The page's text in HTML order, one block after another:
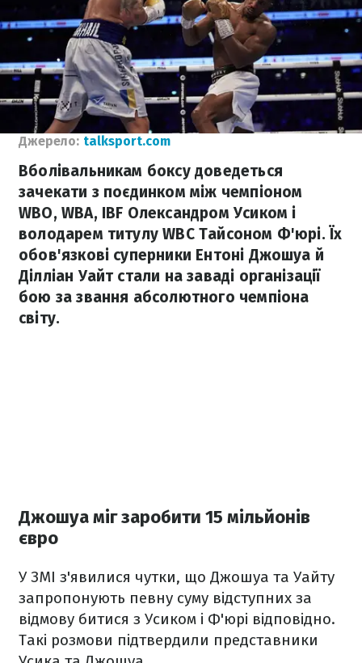
Джерело: talksport.com
Вболівальникам боксу доведеться
зачекати з поєдинком між чемпіоном
WBO, WBA, IBF Олександром Усиком і
володарем титулу WBC Тайсоном Ф'юрі. Їх
обов'язкові суперники Ентоні Джошуа й
Ділліан Уайт стали на заваді організації
бою за звання абсолютного чемпіона
світу.
Джошуа міг заробити 15 мільйонів
євро
У ЗМІ з'явилися чутки, що Джошуа та Уайту
запропонують певну суму відступних за
відмову битися з Усиком і Ф'юрі відповідно.
Такі розмови підтвердили представники